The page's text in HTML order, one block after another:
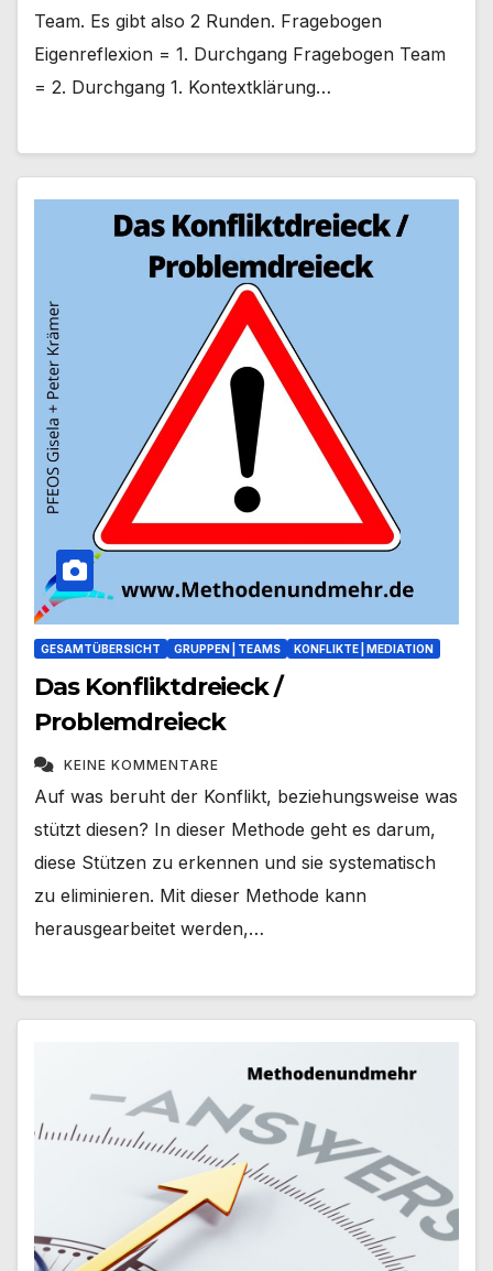
Team. Es gibt also 2 Runden. Fragebogen
Eigenreflexion = 1. Durchgang Fragebogen Team
= 2. Durchgang 1. Kontextklärung…
GESAMTÜBERSICHT GRUPPEN | TEAMS KONFLIKTE | MEDIATION
Das Konfliktdreieck /
Problemdreieck
KEINE KOMMENTARE
Auf was beruht der Konflikt, beziehungsweise was
stützt diesen? In dieser Methode geht es darum,
diese Stützen zu erkennen und sie systematisch
zu eliminieren. Mit dieser Methode kann
herausgearbeitet werden,…